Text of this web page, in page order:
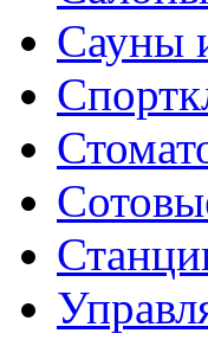
Сауны